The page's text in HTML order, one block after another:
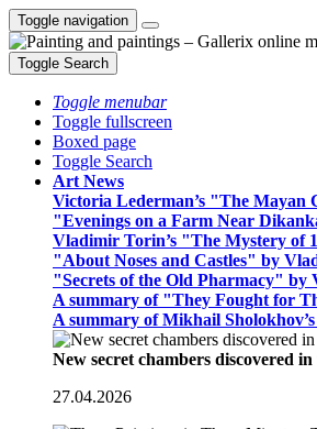
Toggle navigation
Toggle Search
Toggle menubar
Toggle fullscreen
Boxed page
Toggle Search
Art News
Victoria Lederman’s "The Mayan
"Evenings on a Farm Near
Vladimir Torin’s "The Mystery of
"About Noses and Castles" by
"Secrets of the Old Pharmacy"
A summary of "They Fought for
A summary of Mikhail
New secret chambers discovered
27.04.2026